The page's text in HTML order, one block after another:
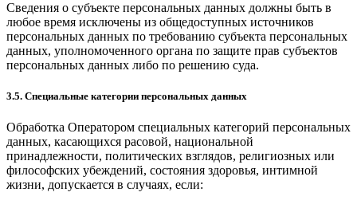
Сведения о субъекте персональных данных должны быть в
любое время исключены из общедоступных источников
персональных данных по требованию субъекта персональных
данных, уполномоченного органа по защите прав субъектов
персональных данных либо по решению суда.
3.5. Специальные категории персональных данных
Обработка Оператором специальных категорий персональных
данных, касающихся расовой, национальной
принадлежности, политических взглядов, религиозных или
философских убеждений, состояния здоровья, интимной
жизни, допускается в случаях, если: